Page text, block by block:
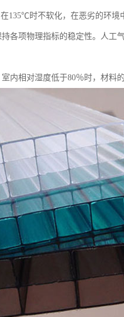
135℃时不软化，在恶劣的环境
各项物理指标的稳定性。人工
相对湿度低于80％时，材料的